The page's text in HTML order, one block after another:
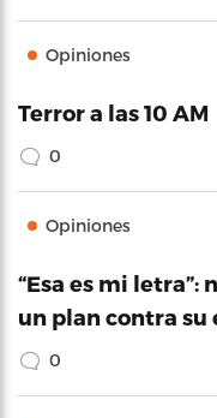
Opiniones
Terror a las 10 AM
0
Opiniones
“Esa es mi letra”:
un plan contra su
0